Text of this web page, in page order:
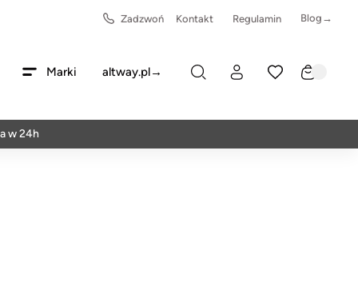
Zadzwoń Kontakt Regulamin Blog→
Marki altway.pl→